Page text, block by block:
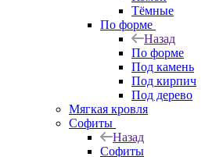
Тёмные
По форме
Назад
По форме
Под камень
Под кирпич
Под дерево
Мягкая кровля
Софиты
Назад
Софиты